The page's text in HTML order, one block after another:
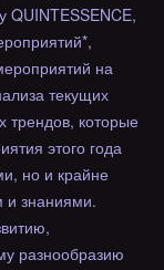
QUINTESSENCE,
на
текущих
трендов, которые
этого года
но и крайне
и знаниями.
разнообразию